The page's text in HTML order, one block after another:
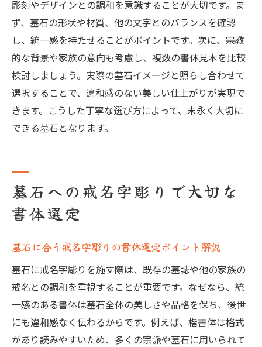
彫刻やデザインとの調和を意識することが大切です。ま
ず、墓石の形状や材質、他の文字とのバランスを確認
し、統一感を持たせることがポイントです。次に、宗教
的な背景や家族の意向も考慮し、複数の書体見本を比較
検討しましょう。実際の墓石イメージと照らし合わせて
選択することで、違和感のない美しい仕上がりが実現で
きます。こうした丁寧な選び方によって、末永く大切に
できる墓石となります。
墓石への戒名字彫りで大切な
書体選定
墓石に合う戒名字彫りの書体選定ポイント解説
墓石に戒名字彫りを施す際は、既存の墓誌や他の家族の
戒名との調和を重視することが重要です。なぜなら、統
一感のある書体は墓石全体の美しさや品格を保ち、後世
にも違和感なく伝わるからです。例えば、楷書体は格式
があり読みやすいため、多くの宗派や墓石に用いられて